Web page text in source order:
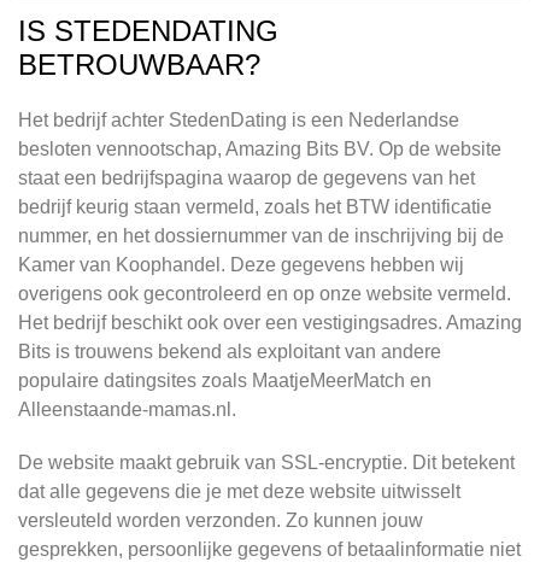
IS STEDENDATING
BETROUWBAAR?
Het bedrijf achter StedenDating is een Nederlandse
besloten vennootschap, Amazing Bits BV. Op de website
staat een bedrijfspagina waarop de gegevens van het
bedrijf keurig staan vermeld, zoals het BTW identificatie
nummer, en het dossiernummer van de inschrijving bij de
Kamer van Koophandel. Deze gegevens hebben wij
overigens ook gecontroleerd en op onze website vermeld.
Het bedrijf beschikt ook over een vestigingsadres. Amazing
Bits is trouwens bekend als exploitant van andere
populaire datingsites zoals MaatjeMeerMatch en
Alleenstaande-mamas.nl.
De website maakt gebruik van SSL-encryptie. Dit betekent
dat alle gegevens die je met deze website uitwisselt
versleuteld worden verzonden. Zo kunnen jouw
gesprekken, persoonlijke gegevens of betaalinformatie niet